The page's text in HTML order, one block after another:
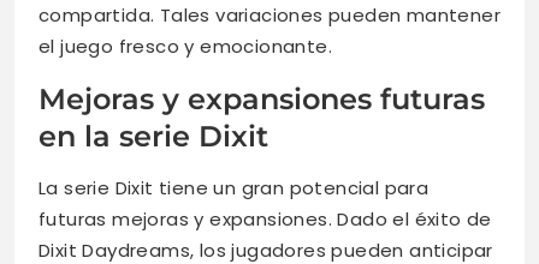
compartida. Tales variaciones pueden mantener
el juego fresco y emocionante.
Mejoras y expansiones futuras
en la serie Dixit
La serie Dixit tiene un gran potencial para
futuras mejoras y expansiones. Dado el éxito de
Dixit Daydreams, los jugadores pueden anticipar